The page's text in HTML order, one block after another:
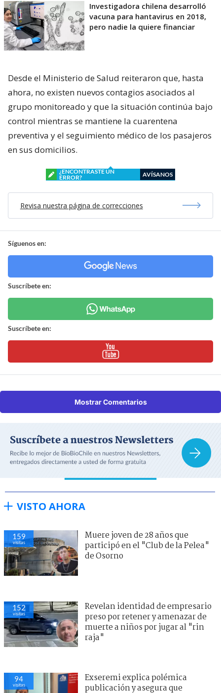
Investigadora chilena desarrolló
vacuna para hantavirus en 2018,
pero nadie la quiere financiar
Desde el Ministerio de Salud reiteraron que, hasta
ahora, no existen nuevos contagios asociados al
grupo monitoreado y que la situación continúa bajo
control mientras se mantiene la cuarentena
preventiva y el seguimiento médico de los pasajeros
en sus domicilios.
¿ENCONTRASTE UN
ERROR?
AVÍSANOS
Revisa nuestra página de correcciones
Síguenos en:
Suscríbete en:
Suscríbete en:
Mostrar Comentarios
VISTO AHORA
159
visitas
Muere joven de 28 años que
participó en el "Club de la Pelea"
de Osorno
152
visitas
Revelan identidad de empresario
preso por retener y amenazar de
muerte a niños por jugar al "rin
raja"
94
visitas
Exseremi explica polémica
publicación y asegura que